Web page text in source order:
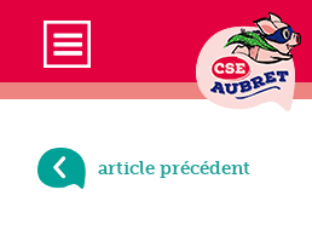
article précédent